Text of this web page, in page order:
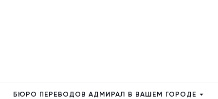
БЮРО ПЕРЕВОДОВ АДМИРАЛ В ВАШЕМ ГОРОДЕ